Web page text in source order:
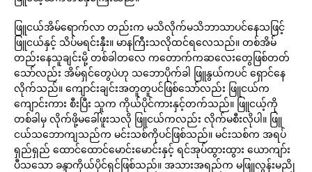
ဖြူငယ်အိမ်ရောက်လာ တည်းက မသိလိုက်မသိဘာသာပင်နေသဖြင့်
ဖြူငယ်နှင့် သိပ်မရင်းနှီး။ မာနကြီးသလိုထင်ရလေသည်။ တစ်အိမ်
တည်းနေသူချင်းမို့ တစ်ခါတလေ ကတောက်ကဆလေးတွေဖြစ်တတ်
သော်လည်း အိမ်ရှင်တွေပဲဟု သဘောပိုက်ခါ ဖြူနွယ်ကပင် ရှောင်နေ
လိုက်သည်။ ကျောင်းချင်းအတူတူပင်ဖြစ်သော်လည်း ဖြူငယ်က
ကျောင်းကား စီးပြီး သူက ကိုယ်ပိုင်ကားနှင့်တက်သည်။ ဖြူငယ့်ကို
တစ်ခါမှ လိုက်ဖို့မခေါ်ဖူးသလို ဖြူငယ်ကလည်း လိုက်မစီးလိုပါ။ ဖြူ
ငယ်သဘောကျသည်က မင်းသစ်ကိုပင်ဖြစ်သည်။ မင်းသစ်က အရပ်
ရှည်ရှည် ထောင်ထောင်မောင်းမောင်းနှင့် ရင်အုပ်ထွားထွား ယောကျာ်း
ပီသသော ခန္ဒာကိုယ်ပိုင်ရှင်ဖြစ်သည်။ အသားအရည်က မဖြူလွန်းမညို